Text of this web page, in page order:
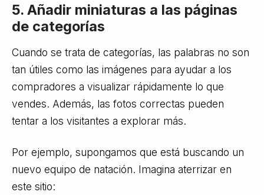
5. Añadir miniaturas a las páginas
de categorías
Cuando se trata de categorías, las palabras no son
tan útiles como las imágenes para ayudar a los
compradores a visualizar rápidamente lo que
vendes. Además, las fotos correctas pueden
tentar a los visitantes a explorar más.
Por ejemplo, supongamos que está buscando un
nuevo equipo de natación. Imagina aterrizar en
este sitio: